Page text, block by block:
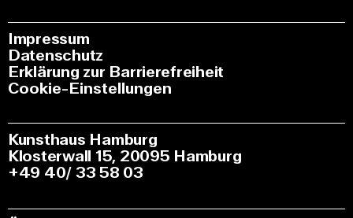
Impressum
Datenschutz
Erklärung zur Barrierefreiheit
Cookie-Einstellungen
Kunsthaus Hamburg
Klosterwall 15, 20095 Hamburg
+49 40/ 33 58 03